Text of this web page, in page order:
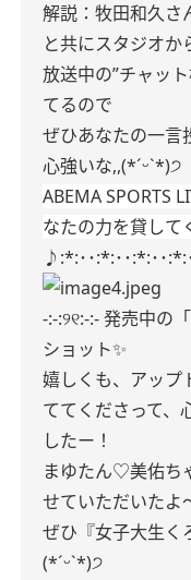
解説：牧田和久さ
と共にスタジオか
放送中の”チャッ
てるので
ぜひあなたの一言
心強いな,,(*ˊᵕˋ*)੭
ABEMA SPORTS
なたの力を貸して
♪:*:･･:*:･･:*:･･
-:-:୨୧:-:- 発売中の
ショット✨
嬉しくも、アップ
ててくださって、
したー！
まゆたん♡美佑
せていただいたよ
ぜひ『女子大生く
(*ˊᵕˋ*)੭